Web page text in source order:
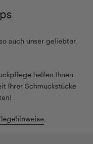
auch unser geliebter
helfen Ihnen
Ihrer Schmuckstücke